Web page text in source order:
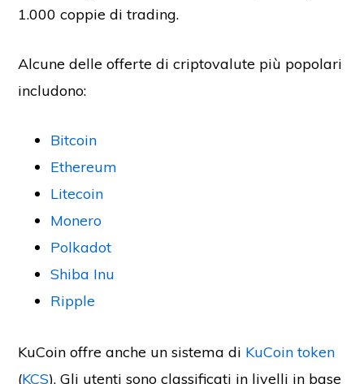
1.000 coppie di trading.
Alcune delle offerte di criptovalute più popolari
includono:
Bitcoin
Ethereum
Litecoin
Monero
Polkadot
Shiba Inu
Ripple
KuCoin offre anche un sistema di KuCoin token
(KCS). Gli utenti sono classificati in livelli in base